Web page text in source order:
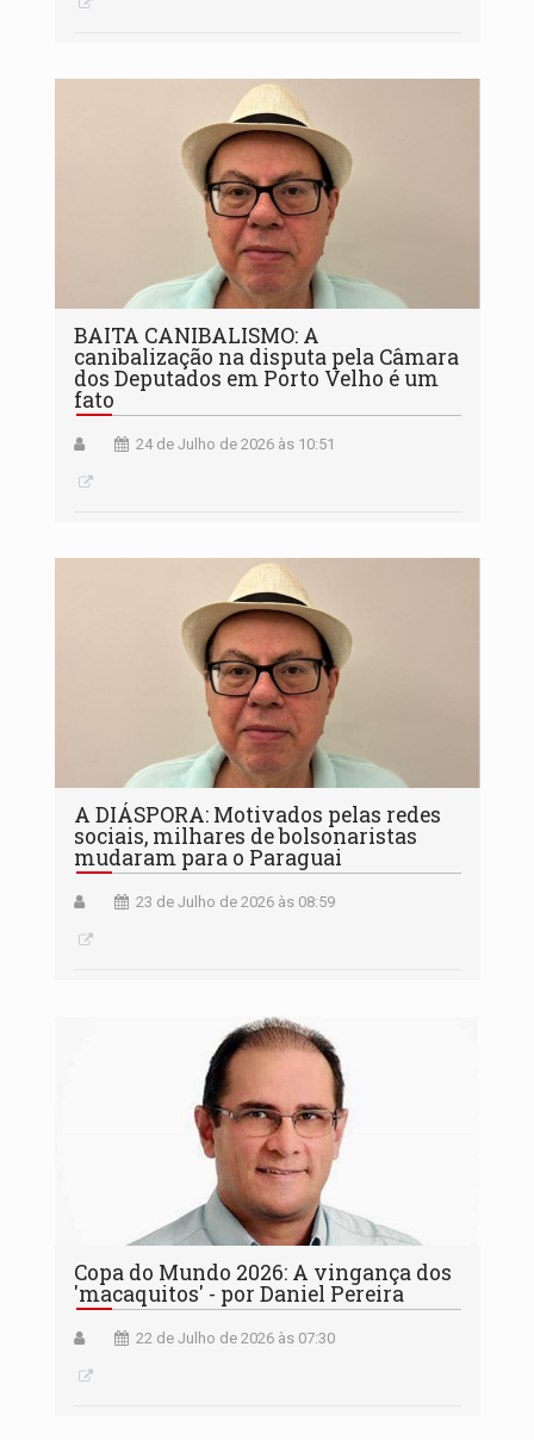
BAITA CANIBALISMO: A
canibalização na disputa pela Câmara
dos Deputados em Porto Velho é um
fato
24 de Julho de 2026 às 10:51
A DIÁSPORA: Motivados pelas redes
sociais, milhares de bolsonaristas
mudaram para o Paraguai
23 de Julho de 2026 às 08:59
Copa do Mundo 2026: A vingança dos
'macaquitos' - por Daniel Pereira
22 de Julho de 2026 às 07:30